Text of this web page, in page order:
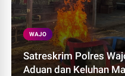
WAJO
Satreskrim Polres
Aduan dan Keluhan